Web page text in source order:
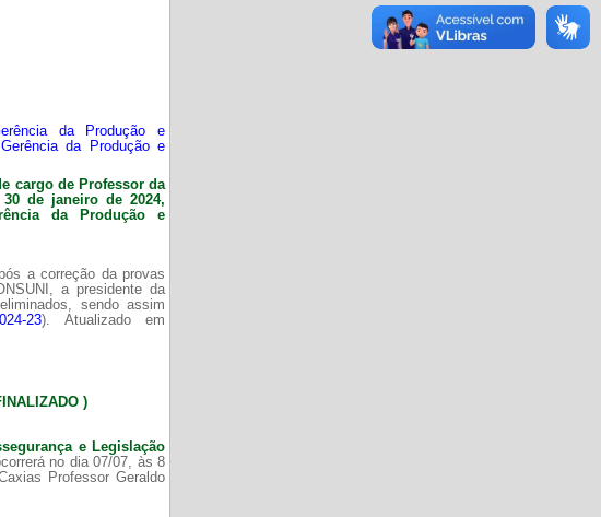
da Produção e
da Produção e
cargo de Professor da
de janeiro de 2024,
da Produção e
a correção da provas
a presidente da
sendo assim
23). Atualizado em
)
e Legislação
no dia 07/07, às 8
Professor Geraldo